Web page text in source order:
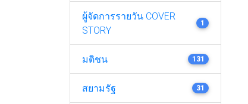
ผู้จัดการรายวัน COVER
STORY
1
มติชน 131
สยามรัฐ 31